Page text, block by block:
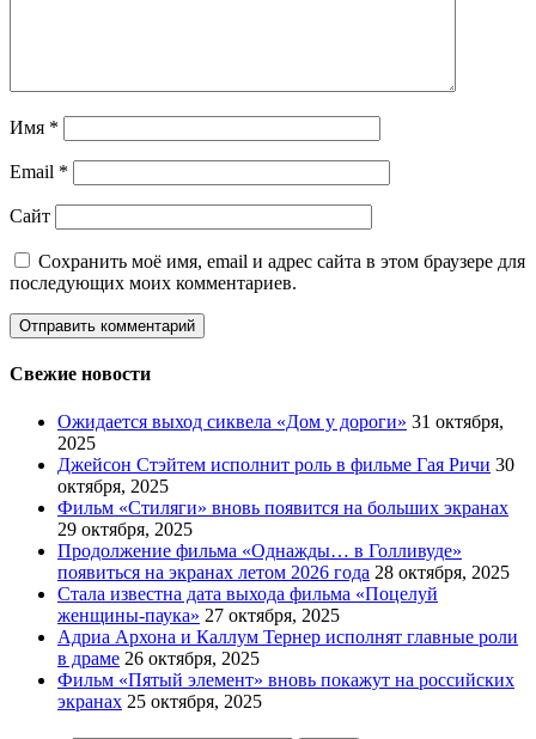
Имя *
Email *
Сайт
Сохранить моё имя, email и адрес сайта в этом браузере для
последующих моих комментариев.
Свежие новости
Ожидается выход сиквела «Дом у дороги» 31 октября,
2025
Джейсон Стэйтем исполнит роль в фильме Гая Ричи 30
октября, 2025
Фильм «Стиляги» вновь появится на больших экранах
29 октября, 2025
Продолжение фильма «Однажды… в Голливуде»
появиться на экранах летом 2026 года 28 октября, 2025
Стала известна дата выхода фильма «Поцелуй
женщины-паука» 27 октября, 2025
Адриа Архона и Каллум Тернер исполнят главные роли
в драме 26 октября, 2025
Фильм «Пятый элемент» вновь покажут на российских
экранах 25 октября, 2025